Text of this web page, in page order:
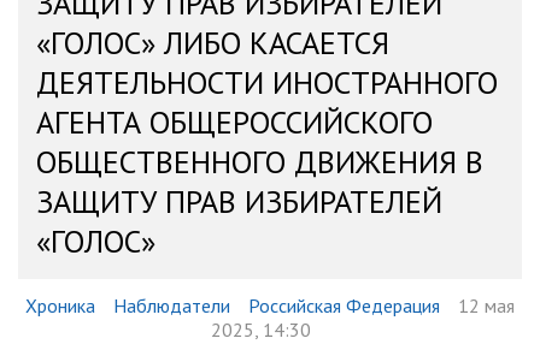
«ГОЛОС» ЛИБО КАСАЕТСЯ
ДЕЯТЕЛЬНОСТИ ИНОСТРАННОГО
АГЕНТА ОБЩЕРОССИЙСКОГО
ОБЩЕСТВЕННОГО ДВИЖЕНИЯ В
ЗАЩИТУ ПРАВ ИЗБИРАТЕЛЕЙ
«ГОЛОС»
Хроника Наблюдатели Российская Федерация
12 мая
2025, 14:30